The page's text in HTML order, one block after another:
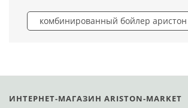
комбинированный бойлер аристон
ИНТЕРНЕТ-МАГАЗИН ARISTON-MARKET